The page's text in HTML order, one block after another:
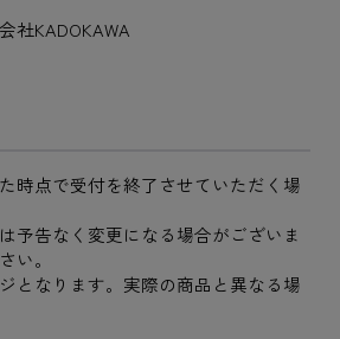
社KADOKAWA
時点で受付を終了させていただく場
予告なく変更になる場合がございま
い。
となります。実際の商品と異なる場